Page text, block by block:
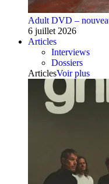
Adult DVD –
6 juillet 2026
Articles
Interviews
Dossiers
ArticlesVoir plus